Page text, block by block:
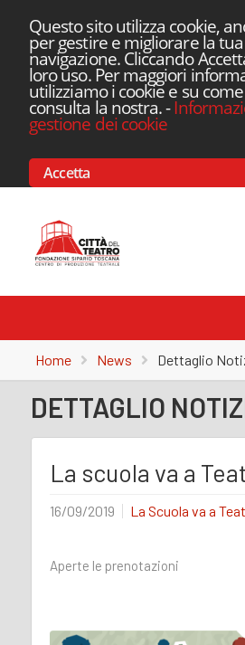
Questo sito utilizza cookie,
per gestire e migliorare la
navigazione. Cliccando
loro uso. Per maggiori
utilizziamo i cookie e su
consulta la nostra.-
gestione dei cookie
Accetta
Home News Dettaglio
DETTAGLIO
La scuola va a
16/09/2019 La Scuola va a
Aperte le prenotazioni